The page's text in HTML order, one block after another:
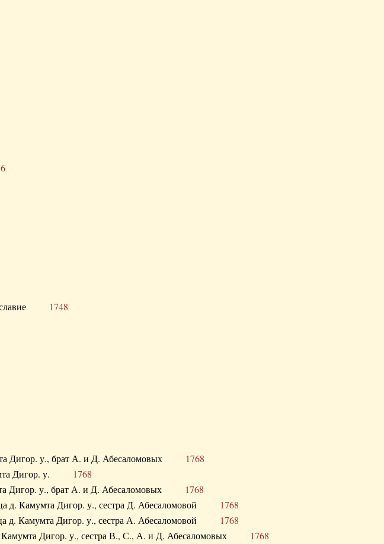
1748
Дигор. у., брат А. и Д. Абесаломовых 1768
Дигор. у. 1768
Дигор. у., брат А. и Д. Абесаломовых 1768
д. Камумта Дигор. у., сестра Д. Абесаломовой 1768
д. Камумта Дигор. у., сестра А. Абесаломовой 1768
Камумта Дигор. у., сестра В., С., А. и Д. Абесаломовых 1768